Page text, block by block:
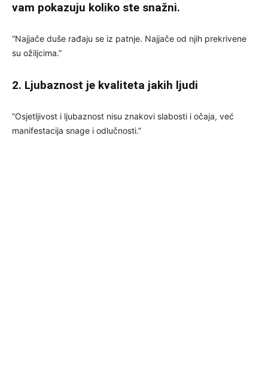
vam pokazuju koliko ste snažni.
“Najjače duše rađaju se iz patnje. Najjače od njih prekrivene
su ožiljcima.”
2. Ljubaznost je kvaliteta jakih ljudi
“Osjetljivost i ljubaznost nisu znakovi slabosti i očaja, već
manifestacija snage i odlučnosti.”